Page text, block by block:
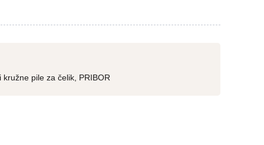
kružne pile za čelik PRIBOR